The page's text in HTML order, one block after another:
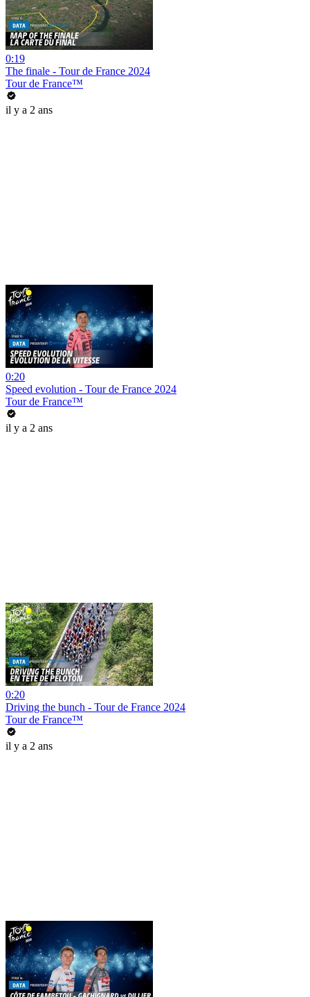
0:19
The finale - Tour de France 2024
Tour de France™
il y a 2 ans
0:20
Speed evolution - Tour de France 2024
Tour de France™
il y a 2 ans
0:20
Driving the bunch - Tour de France 2024
Tour de France™
il y a 2 ans